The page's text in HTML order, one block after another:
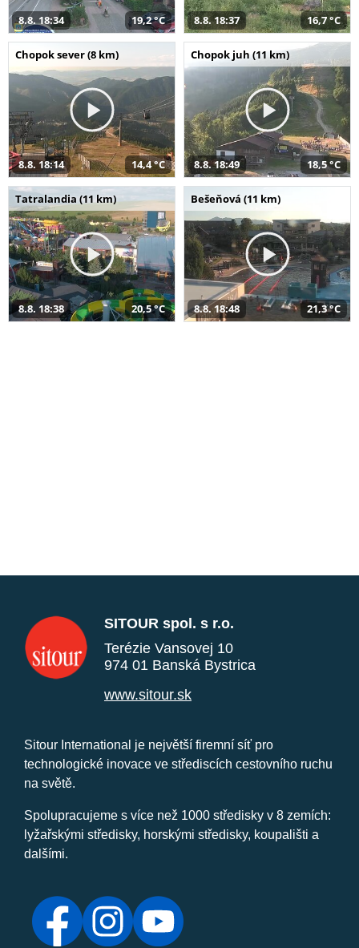
8.8. 18:34 19,2 °C 8.8. 18:37 16,7 °C
Chopok sever (8 km)
8.8. 18:14 14,4 °C
Chopok juh (11 km)
8.8. 18:49 18,5 °C
Tatralandia (11 km)
8.8. 18:38 20,5 °C
Bešeňová (11 km)
8.8. 18:48 21,3 °C
SITOUR spol. s r.o.
Terézie Vansovej 10
974 01 Banská Bystrica
www.sitour.sk
Sitour International je největší firemní síť pro
technologické inovace ve střediscích cestovního ruchu
na světě.
Spolupracujeme s více než 1000 středisky v 8 zemích:
lyžařskými středisky, horskými středisky, koupališti a
dalšími.